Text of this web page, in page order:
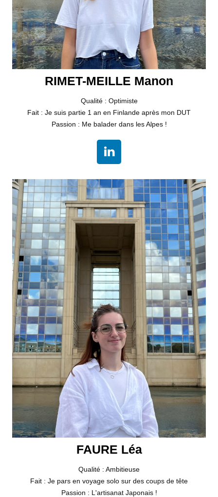
RIMET-MEILLE Manon
Qualité : Optimiste
Fait : Je suis partie 1 an en Finlande après mon DUT
Passion : Me balader dans les Alpes !
FAURE Léa
Qualité : Ambitieuse
Fait : Je pars en voyage solo sur des coups de tête
Passion : L'artisanat Japonais !